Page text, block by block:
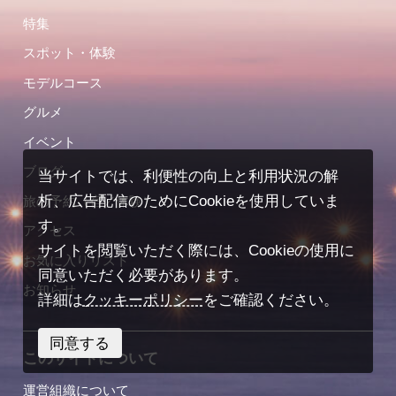
特集
スポット・体験
モデルコース
グルメ
イベント
ブログ
旅の予約（宿／体験）
アクセス
お気に入りリスト
お知らせ
このサイトについて
運営組織について
当サイトでは、利便性の向上と利用状況の解
析、広告配信のためにCookieを使用していま
す。
サイトを閲覧いただく際には、Cookieの使用に
同意いただく必要があります。
詳細はクッキーポリシーをご確認ください。
同意する